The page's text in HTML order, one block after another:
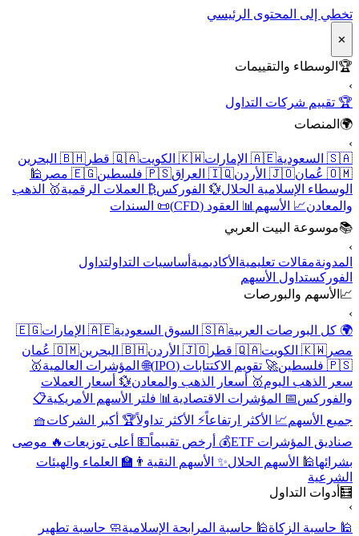
تخطي إلى المحتوى الرئيسي
✕
🏆الوسطاء والتقييمات
🏆 تقييم شركات التداول
🌍المنصات
🇸🇦 السعودية
🇦🇪 الإمارات 🇰🇼 الكويت 🇶🇦 قطر
🇧🇭 البحرين
🇴🇲 عُمان
🇯🇴 الأردن 🇮🇶 العراق 🇵🇸 فلسطين 🇪🇬 مصر
🕌
الوسطاء الإسلامية الحلال 💱 الفوركس ₿ العملات الرقمية🥇 الذهب
والمعادن📈 الأسهم📊 العقود (CFD)
📜 السندات
📚موسوعة البيت العربي
المدونةمقالات تعليميةالأكاديميةأساسيات التداولتداول
الفوركستداول الأسهم
📈الأسهم والبورصات
🌍 كل البورصات العربية🇸🇦 السوق السعودية 🇦🇪 الإمارات
🇪🇬
مصر 🇰🇼 الكويت 🇶🇦 قطر 🇯🇴 الأردن 🇧🇭 البحرين
🇴🇲 عُمان
🇵🇸 فلسطين
🚀 تقويم الاكتتابات (IPO) 🌐 المؤشرات العالمية🥇
سعر الذهب اليوم🥇 أسعار الذهب والمعادن💱 أسعار العملات
والفوركس 📅 المؤشرات الاقتصادية📊 فلتر الأسهم الأمريكية📋
جميع الأسهم📈 الأكثر ارتفاعاً⚡ الأكثر تداولاً🏆 أكبر الشركات🧺
صناديق المؤشرات ETF
💰 أرخص تقييماً💵 أعلى توزيعات🔥 موصى
بشرائها🕌 الأسهم الحلال ✨ الأسهم النقية👨‍🏫 العلماء والهيئات
الشرعية
🧮أدوات التداول
🕌 حاسبة الزكاة🕌 حاسبة المرابحة الإسلامية🧼 حاسبة تطهير